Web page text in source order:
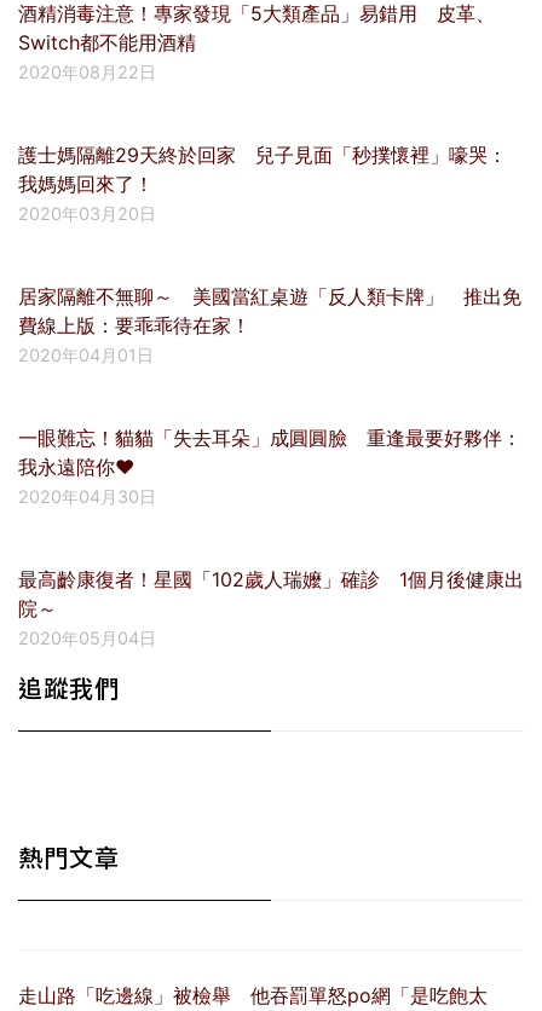
酒精消毒注意！專家發現「5大類產品」易錯用 皮革、
Switch都不能用酒精
2020年08月22日
護士媽隔離29天終於回家 兒子見面「秒撲懷裡」嚎哭：
我媽媽回來了！
2020年03月20日
居家隔離不無聊～ 美國當紅桌遊「反人類卡牌」 推出免
費線上版：要乖乖待在家！
2020年04月01日
一眼難忘！貓貓「失去耳朵」成圓圓臉 重逢最要好夥伴：
我永遠陪你❤
2020年04月30日
最高齡康復者！星國「102歲人瑞嬤」確診 1個月後健康出
院～
2020年05月04日
追蹤我們
熱門文章
走山路「吃邊線」被檢舉 他吞罰單怒po網「是吃飽太